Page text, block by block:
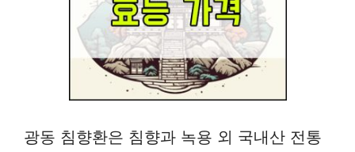
광동 침향환은 침향과 녹용 외 국내산 전통